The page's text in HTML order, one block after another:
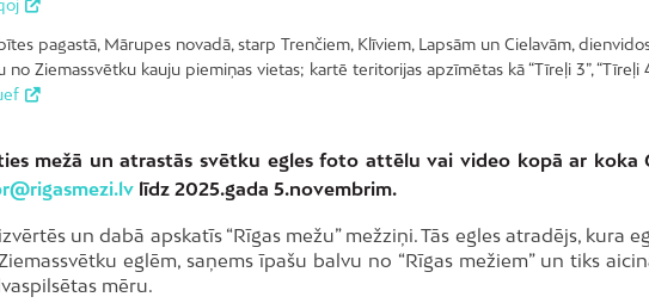
pagastā, Mārupes novadā, starp Trenčiem, Klīviem, Lapsām un Cielavām,
Ziemassvētku kauju piemiņas vietas; kartē teritorijas apzīmētas kā “Tīreļi 3”, “Tīreļi
mežā un atrastās svētku egles foto attēlu vai video kopā ar koka
līdz 2025.gada 5.novembrim.
un dabā apskatīs “Rīgas mežu” mežziņi. Tās egles atradējs, kura
eglēm, saņems īpašu balvu no “Rīgas mežiem” un tiks
mēru.